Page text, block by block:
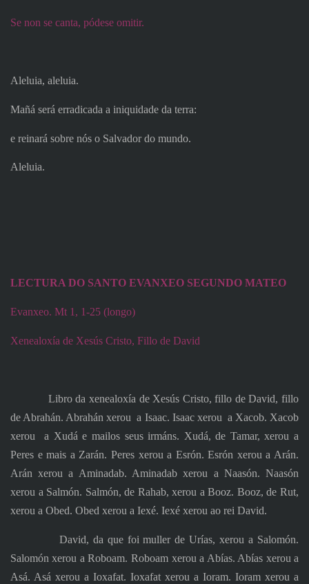
Se non se canta, pódese omitir.
Aleluia, aleluia.
Mañá será erradicada a iniquidade da terra:
e reinará sobre nós o Salvador do mundo.
Aleluia.
LECTURA DO SANTO EVANXEO SEGUNDO MATEO
Evanxeo. Mt 1, 1-25 (longo)
Xenealoxía de Xesús Cristo, Fillo de David
Libro da xenealoxía de Xesús Cristo, fillo de David, fillo
de Abrahán. Abrahán xerou a Isaac. Isaac xerou a Xacob. Xacob
xerou
a Xudá e mailos seus irmáns. Xudá, de Tamar, xerou a
Peres e mais a Zarán. Peres xerou a Esrón. Esrón xerou a Arán.
Arán xerou a Aminadab. Aminadab xerou a Naasón. Naasón
xerou a Salmón. Salmón, de Rahab, xerou a Booz. Booz, de Rut,
xerou a Obed. Obed xerou a Iexé. Iexé xerou ao rei David.
David, da que foi muller de Urías, xerou a Salomón.
Salomón xerou a Roboam. Roboam xerou a Abías. Abías xerou a
Asá. Asá xerou a Ioxafat. Ioxafat xerou a Ioram. Ioram xerou a